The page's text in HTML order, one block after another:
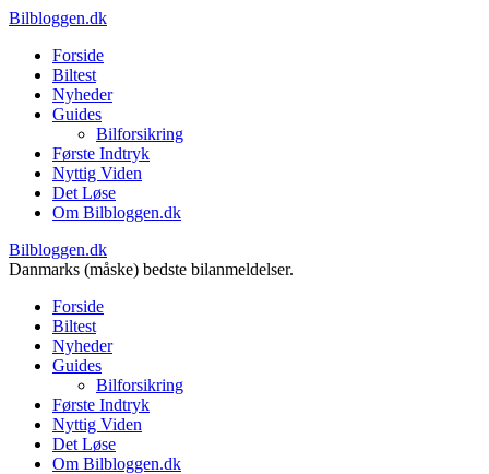
Bilbloggen.dk
Forside
Biltest
Nyheder
Guides
Bilforsikring
Første Indtryk
Nyttig Viden
Det Løse
Om Bilbloggen.dk
Bilbloggen.dk
Danmarks (måske) bedste bilanmeldelser.
Forside
Biltest
Nyheder
Guides
Bilforsikring
Første Indtryk
Nyttig Viden
Det Løse
Om Bilbloggen.dk